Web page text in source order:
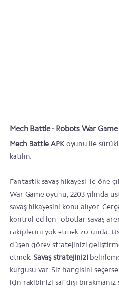
Mech Battle - Robots War Game
Mech Battle APKoyunu ile
katılın.
Fantastik savaş hikayesi ile öne
War Game oyunu, 2203 yılında
savaş hikayesini konu alıyor.
kontrol edilen robotlar savaş
rakiplerini yok etmek zorunda.
düşen görev stratejinizi
etmek. Savaş stratejinizi
kurgusu var. Siz hangisini
için rakibinizi saf dışı bırakmanız